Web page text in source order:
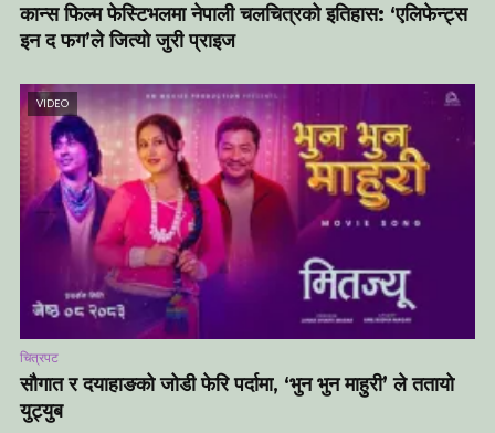
कान्स फिल्म फेस्टिभलमा नेपाली चलचित्रको इतिहास: ‘एलिफेन्ट्स
इन द फग’ले जित्यो जुरी प्राइज
VIDEO
चित्रपट
सौगात र दयाहाङको जोडी फेरि पर्दामा, ‘भुन भुन माहुरी’ ले ततायो
युट्युब